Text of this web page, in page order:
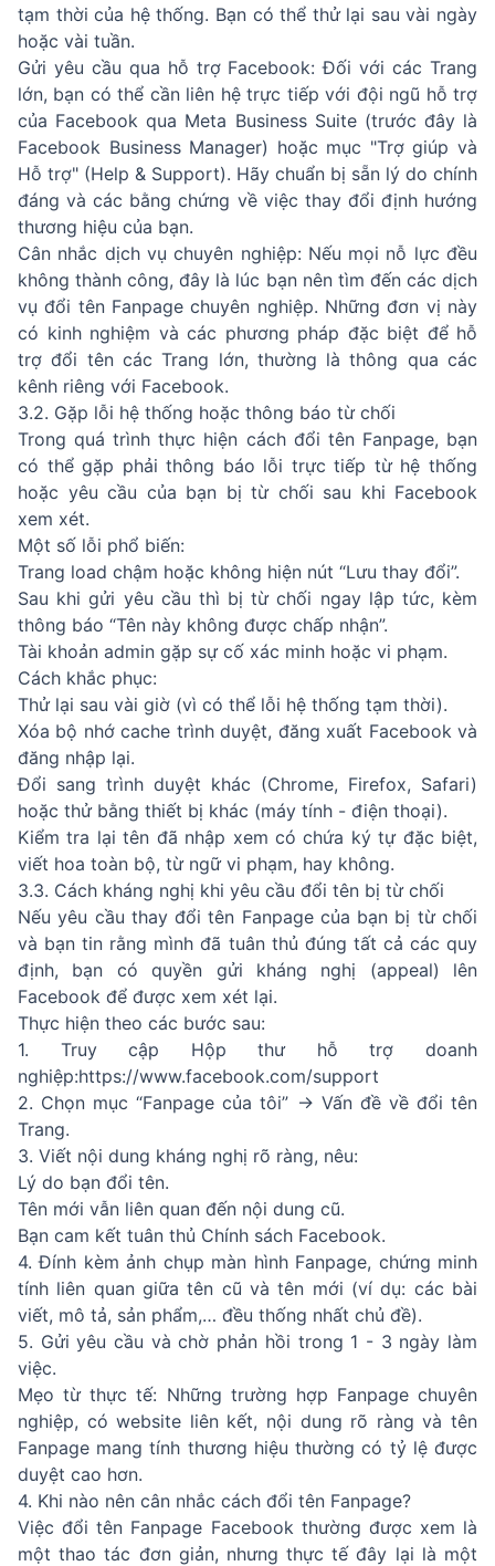
tạm thời của hệ thống. Bạn có thể thử lại sau vài ngày
hoặc vài tuần.
Gửi yêu cầu qua hỗ trợ Facebook: Đối với các Trang
lớn, bạn có thể cần liên hệ trực tiếp với đội ngũ hỗ trợ
của Facebook qua Meta Business Suite (trước đây là
Facebook Business Manager) hoặc mục "Trợ giúp và
Hỗ trợ" (Help & Support). Hãy chuẩn bị sẵn lý do chính
đáng và các bằng chứng về việc thay đổi định hướng
thương hiệu của bạn.
Cân nhắc dịch vụ chuyên nghiệp: Nếu mọi nỗ lực đều
không thành công, đây là lúc bạn nên tìm đến các dịch
vụ đổi tên Fanpage chuyên nghiệp. Những đơn vị này
có kinh nghiệm và các phương pháp đặc biệt để hỗ
trợ đổi tên các Trang lớn, thường là thông qua các
kênh riêng với Facebook.
3.2. Gặp lỗi hệ thống hoặc thông báo từ chối
Trong quá trình thực hiện cách đổi tên Fanpage, bạn
có thể gặp phải thông báo lỗi trực tiếp từ hệ thống
hoặc yêu cầu của bạn bị từ chối sau khi Facebook
xem xét.
Một số lỗi phổ biến:
Trang load chậm hoặc không hiện nút “Lưu thay đổi”.
Sau khi gửi yêu cầu thì bị từ chối ngay lập tức, kèm
thông báo “Tên này không được chấp nhận”.
Tài khoản admin gặp sự cố xác minh hoặc vi phạm.
Cách khắc phục:
Thử lại sau vài giờ (vì có thể lỗi hệ thống tạm thời).
Xóa bộ nhớ cache trình duyệt, đăng xuất Facebook và
đăng nhập lại.
Đổi sang trình duyệt khác (Chrome, Firefox, Safari)
hoặc thử bằng thiết bị khác (máy tính - điện thoại).
Kiểm tra lại tên đã nhập xem có chứa ký tự đặc biệt,
viết hoa toàn bộ, từ ngữ vi phạm, hay không.
3.3. Cách kháng nghị khi yêu cầu đổi tên bị từ chối
Nếu yêu cầu thay đổi tên Fanpage của bạn bị từ chối
và bạn tin rằng mình đã tuân thủ đúng tất cả các quy
định, bạn có quyền gửi kháng nghị (appeal) lên
Facebook để được xem xét lại.
Thực hiện theo các bước sau:
1. Truy cập Hộp thư hỗ trợ doanh
nghiệp:https://www.facebook.com/support
2. Chọn mục “Fanpage của tôi” → Vấn đề về đổi tên
Trang.
3. Viết nội dung kháng nghị rõ ràng, nêu:
Lý do bạn đổi tên.
Tên mới vẫn liên quan đến nội dung cũ.
Bạn cam kết tuân thủ Chính sách Facebook.
4. Đính kèm ảnh chụp màn hình Fanpage, chứng minh
tính liên quan giữa tên cũ và tên mới (ví dụ: các bài
viết, mô tả, sản phẩm,… đều thống nhất chủ đề).
5. Gửi yêu cầu và chờ phản hồi trong 1 - 3 ngày làm
việc.
Mẹo từ thực tế: Những trường hợp Fanpage chuyên
nghiệp, có website liên kết, nội dung rõ ràng và tên
Fanpage mang tính thương hiệu thường có tỷ lệ được
duyệt cao hơn.
4. Khi nào nên cân nhắc cách đổi tên Fanpage?
Việc đổi tên Fanpage Facebook thường được xem là
một thao tác đơn giản, nhưng thực tế đây lại là một